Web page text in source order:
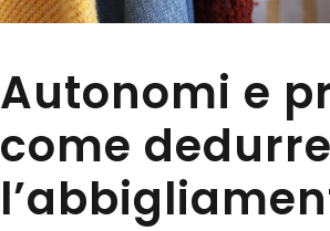
Autonomi e
come